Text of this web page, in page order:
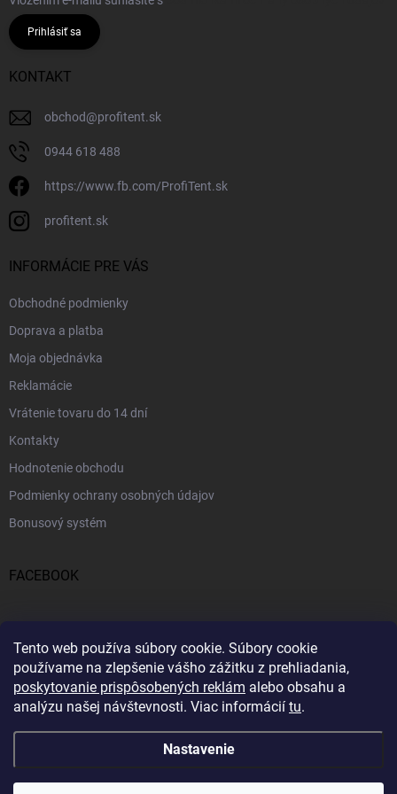
Tento web používa súbory cookie. Súbory cookie
používame na zlepšenie vášho zážitku z prehliadania,
poskytovanie prispôsobených reklám alebo obsahu a
analýzu našej návštevnosti. Viac informácií tu.
Nastavenie
Prihlásiť sa
KONTAKT
obchod@profitent.sk
0944 618 488
https://www.fb.com/ProfiTent.sk
profitent.sk
INFORMÁCIE PRE VÁS
Obchodné podmienky
Doprava a platba
Moja objednávka
Reklamácie
Vrátenie tovaru do 14 dní
Kontakty
Hodnotenie obchodu
Podmienky ochrany osobných údajov
Bonusový systém
FACEBOOK
PRIJÍMAME ONLINE PLATBY